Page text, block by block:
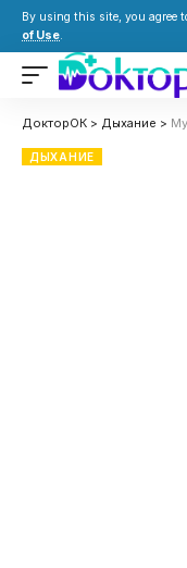
By using this site, you agree
of Use.
ДокторОК > Дыхание >
ДЫХАНИЕ